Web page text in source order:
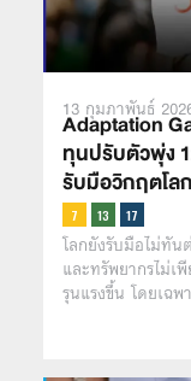
13 กุมภาพันธ์
Adaptation
ทุนปรับตัวพุ่ง
รับมือวิกฤตโล
โลกยังรับมือไม่ทั
และทรัพยากรไม่
รุนแรงขึ้น โดยเฉ